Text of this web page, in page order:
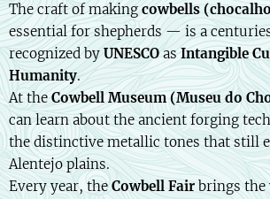
The craft of makingcowbells
essential for shepherds — is a
recognized by UNESCOasIntangible
Humanity.
At theCowbell Museum (Museu do
can learn about the ancient forging
the distinctive metallic tones that still
Alentejo plains.
Every year, theCowbell Fair brings